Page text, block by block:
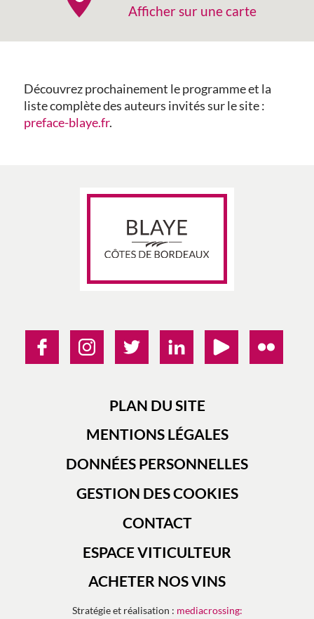
Afficher sur une carte
Découvrez prochainement le programme et la
liste complète des auteurs invités sur le site :
preface-blaye.fr.
PLAN DU SITE
MENTIONS LÉGALES
DONNÉES PERSONNELLES
GESTION DES COOKIES
CONTACT
ESPACE VITICULTEUR
ACHETER NOS VINS
Stratégie et réalisation : mediacrossing: